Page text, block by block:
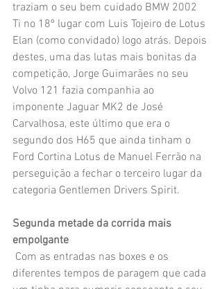
traziam o seu bem cuidado BMW 2002
Ti no 18º lugar com Luis Tojeiro de Lotus
Elan (como convidado) logo atrás. Depois
destes, uma das lutas mais bonitas da
competição, Jorge Guimarães no seu
Volvo 121 fazia companhia ao
imponente Jaguar MK2 de José
Carvalhosa, este último que era o
segundo dos H65 que ainda tinham o
Ford Cortina Lotus de Manuel Ferrão na
perseguição a fechar o terceiro lugar da
categoria Gentlemen Drivers Spirit.
Segunda metade da corrida mais
empolgante
diferentes tempos de paragem que cada